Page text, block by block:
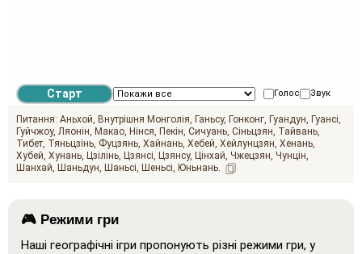
Голос Звук
Питання: Аньхой Внутрішня Монголія Ганьсу Гонконг Гуандун Гуансі
Гуйчжоу Ляонін Макао Нінся Пекін Сичуань Сіньцзян Тайвань
Тибет Тяньцзінь Фуцзянь Хайнань Хебей Хейлунцзян Хенань
Хубей Хунань Цзілінь Цзянсі Цзянсу Цінхай Чжецзян Чунцін
Шанхай Шаньдун Шаньсі Шеньсі Юньнань
🎮 Режими гри
Наші географічні ігри пропонують різні режими гри, у